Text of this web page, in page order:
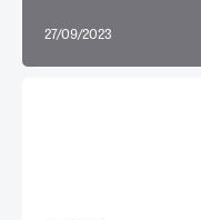
27/09/2023